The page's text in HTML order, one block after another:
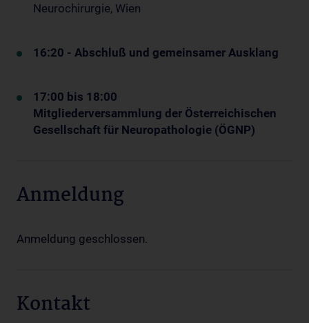
Neurochirurgie, Wien
16:20 - Abschluß und gemeinsamer Ausklang
17:00 bis 18:00
Mitgliederversammlung der Österreichischen
Gesellschaft für Neuropathologie (ÖGNP)
Anmeldung
Anmeldung geschlossen.
Kontakt